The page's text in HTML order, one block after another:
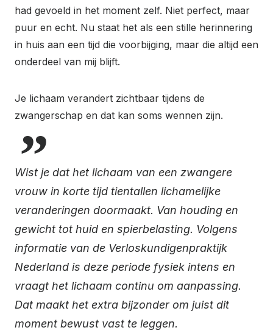
had gevoeld in het moment zelf. Niet perfect, maar
puur en echt. Nu staat het als een stille herinnering
in huis aan een tijd die voorbijging, maar die altijd een
onderdeel van mij blijft.
Je lichaam verandert zichtbaar tijdens de
zwangerschap en dat kan soms wennen zijn.
Wist je dat het lichaam van een zwangere
vrouw in korte tijd tientallen lichamelijke
veranderingen doormaakt. Van houding en
gewicht tot huid en spierbelasting. Volgens
informatie van de Verloskundigenpraktijk
Nederland is deze periode fysiek intens en
vraagt het lichaam continu om aanpassing.
Dat maakt het extra bijzonder om juist dit
moment bewust vast te leggen.